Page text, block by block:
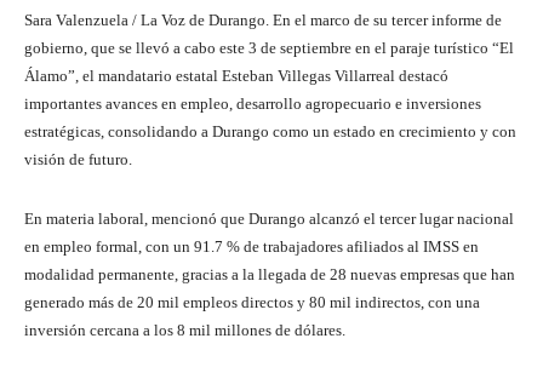
Sara Valenzuela / La Voz de Durango. En el marco de su tercer informe de
gobierno, que se llevó a cabo este 3 de septiembre en el paraje turístico “El
Álamo”, el mandatario estatal Esteban Villegas Villarreal destacó
importantes avances en empleo, desarrollo agropecuario e inversiones
estratégicas, consolidando a Durango como un estado en crecimiento y con
visión de futuro.
En materia laboral, mencionó que Durango alcanzó el tercer lugar nacional
en empleo formal, con un 91.7 % de trabajadores afiliados al IMSS en
modalidad permanente, gracias a la llegada de 28 nuevas empresas que han
generado más de 20 mil empleos directos y 80 mil indirectos, con una
inversión cercana a los 8 mil millones de dólares.